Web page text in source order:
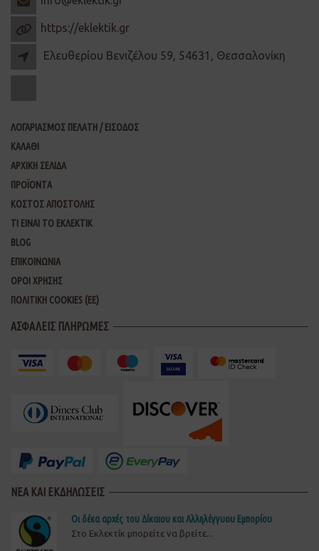
https://eklektik.gr
Ελευθερίου Βενιζέλου 59, 54631, Θεσσαλονίκη
ΛΟΓΑΡΙΑΣΜΟΣ ΠΕΛΑΤΗ / ΕΙΣΟΔΟΣ
ΚΑΛΑΘΙ
ΑΡΧΙΚΗ ΣΕΛΙΔΑ
ΠΡΟΪΟΝΤΑ
ΚΟΣΤΟΣ ΑΠΟΣΤΟΛΗΣ
ΤΙ ΕΙΝΑΙ ΤΟ ΕΚΛΕΚΤΙΚ
BLOG
ΕΠΙΚΟΙΝΩΝΙΑ
ΟΡΟΙ ΧΡΗΣΗΣ
ΠΟΛΙΤΙΚΗ COOKIES (ΕΕ)
ΑΣΦΑΛΕΙΣ ΠΛΗΡΩΜΕΣ
ΝΕΑ ΚΑΙ ΕΚΔΗΛΩΣΕΙΣ
Οι δέκα αρχές του Δίκαιου και Αλληλέγγυου Εμπορίου
Στο Εκλεκτίκ μπορείτε να βρείτε...